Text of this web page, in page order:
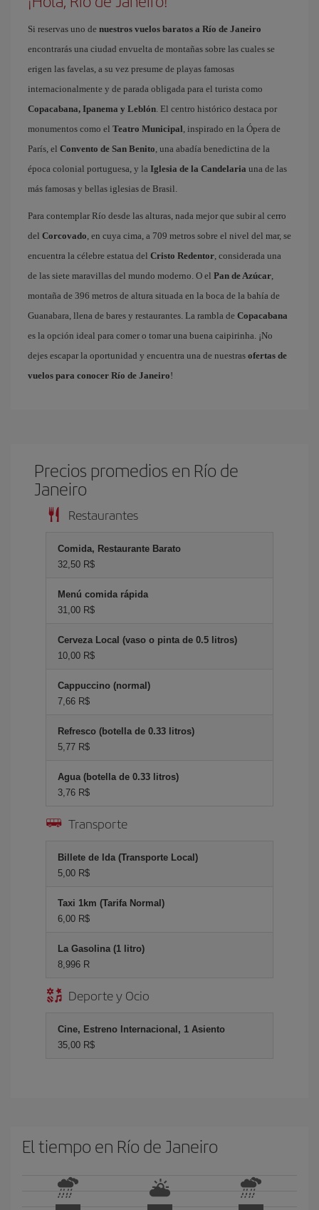
Si reservas uno de nuestros vuelos baratos a Río de Janeiro
encontrarás una ciudad envuelta de montañas sobre las cuales se
erigen las favelas, a su vez presume de playas famosas
internacionalmente y de parada obligada para el turista como
Copacabana, Ipanema y Leblón . El centro histórico destaca por
monumentos como el Teatro Municipal , inspirado en la Ópera de
París, el Convento de San Benito , una abadía benedictina de la
época colonial portuguesa, y la Iglesia de la Candelaria una de las
más famosas y bellas iglesias de Brasil.
Para contemplar Río desde las alturas, nada mejor que subir al cerro
del Corcovado , en cuya cima, a 709 metros sobre el nivel del mar, se
encuentra la célebre estatua del Cristo Redentor , considerada una
de las siete maravillas del mundo moderno. O el Pan de Azúcar
montaña de 396 metros de altura situada en la boca de la bahía de
Guanabara, llena de bares y restaurantes. La rambla de Copacabana
es la opción ideal para comer o tomar una buena caipirinha. ¡No
dejes escapar la oportunidad y encuentra una de nuestras ofertas de
vuelos para conocer Río de Janeiro!
Precios promedios en Río de
Janeiro
Restaurantes
Comida, Restaurante Barato
32,50 R$
Menú comida rápida
31,00 R$
Cerveza Local (vaso o pinta de 0.5 litros)
10,00 R$
Cappuccino (normal)
7,66 R$
Refresco (botella de 0.33 litros)
5,77 R$
Agua (botella de 0.33 litros)
3,76 R$
Transporte
Billete de Ida (Transporte Local)
5,00 R$
Taxi 1km (Tarifa Normal)
6,00 R$
La Gasolina (1 litro)
8,996 R
Deporte y Ocio
Cine, Estreno Internacional, 1 Asiento
35,00 R$
El tiempo en Río de Janeiro